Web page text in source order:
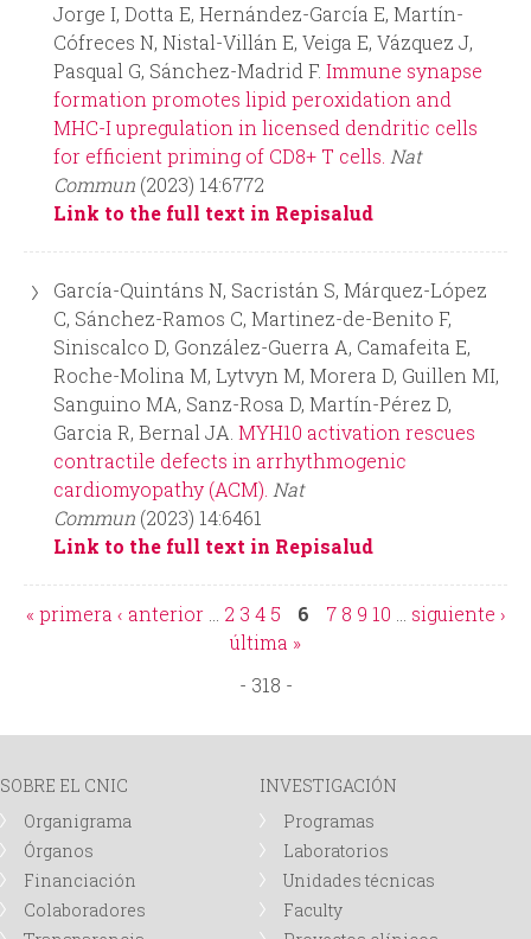
Jorge I, Dotta E, Hernández-García E, Martín-
Cófreces N, Nistal-Villán E, Veiga E, Vázquez J,
Pasqual G, Sánchez-Madrid F. Immune synapse
formation promotes lipid peroxidation and
MHC-I upregulation in licensed dendritic cells
for efficient priming of CD8+ T cells. Nat
Commun (2023) 14:6772
Link to the full text in Repisalud
García-Quintáns N, Sacristán S, Márquez-López
C, Sánchez-Ramos C, Martinez-de-Benito F,
Siniscalco D, González-Guerra A, Camafeita E,
Roche-Molina M, Lytvyn M, Morera D, Guillen MI,
Sanguino MA, Sanz-Rosa D, Martín-Pérez D,
Garcia R, Bernal JA. MYH10 activation rescues
contractile defects in arrhythmogenic
cardiomyopathy (ACM). Nat
Commun (2023) 14:6461
Link to the full text in Repisalud
i
n
a
« primera ‹ anterior 2 3 4 5 6 7 8 9 10
siguiente ›
última »
- 318 -
SOBRE EL CNIC
Organigrama
Órganos
Financiación
Colaboradores
INVESTIGACIÓN
Programas
Laboratorios
Unidades técnicas
Faculty